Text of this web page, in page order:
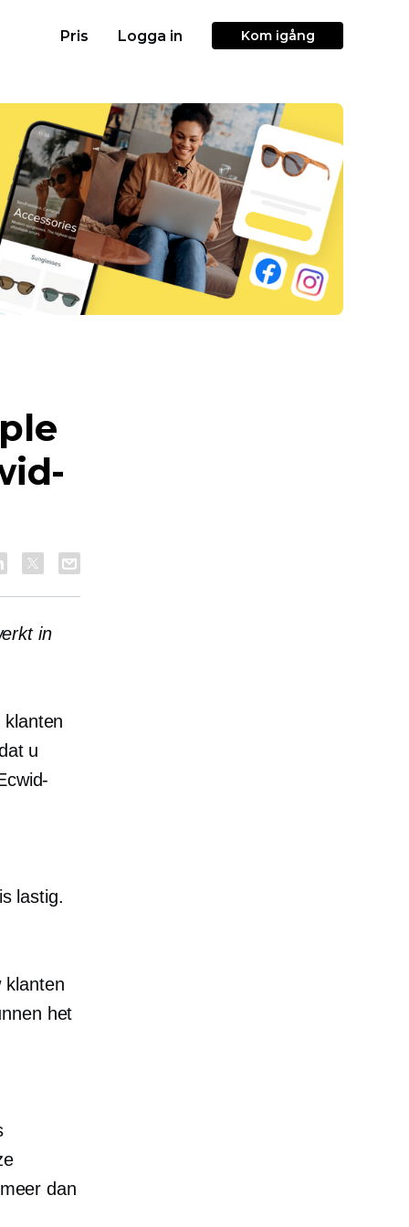
Pris Logga in Kom igång
in
klanten
u
lastig.
klanten
het
dan